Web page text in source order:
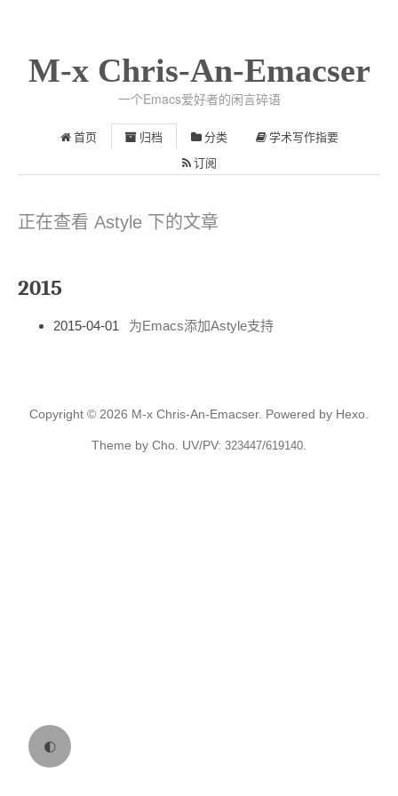
🌓
M-x Chris-An-Emacser
一个Emacs爱好者的闲言碎语
首页 归档 分类 学术写作指要
订阅
正在查看 Astyle 下的文章
2015
2015-04-01 为Emacs添加Astyle支持
Copyright © 2026 M-x Chris-An-Emacser. Powered by Hexo.
Theme by Cho. UV/PV: 323447/619140.